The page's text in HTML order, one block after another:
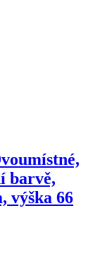
barvě,
výška 66